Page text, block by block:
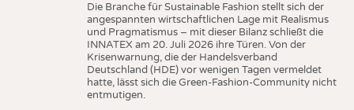
Die Branche für Sustainable Fashion stellt sich der
angespannten wirtschaftlichen Lage mit Realismus
und Pragmatismus – mit dieser Bilanz schließt die
INNATEX am 20. Juli 2026 ihre Türen. Von der
Krisenwarnung, die der Handelsverband
Deutschland (HDE) vor wenigen Tagen vermeldet
hatte, lässt sich die Green-Fashion-Community nicht
entmutigen.